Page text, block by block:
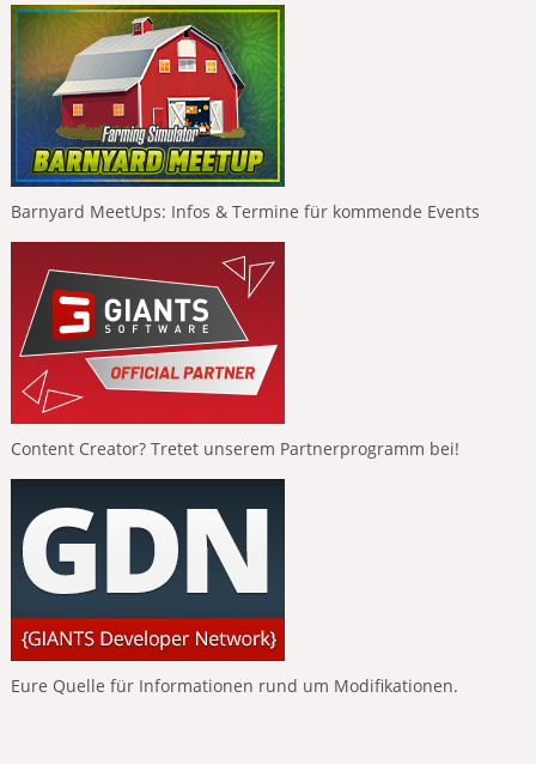
Barnyard MeetUps: Infos & Termine für kommende Events
Content Creator? Tretet unserem Partnerprogramm bei!
Eure Quelle für Informationen rund um Modifikationen.